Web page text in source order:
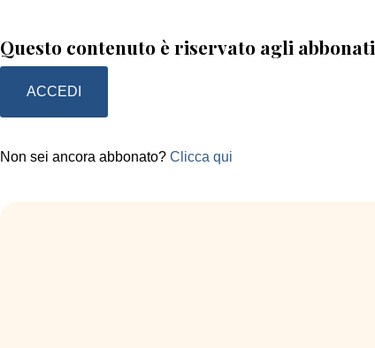
Questo contenuto è riservato agli abbonati
ACCEDI
Non sei ancora abbonato? Clicca qui